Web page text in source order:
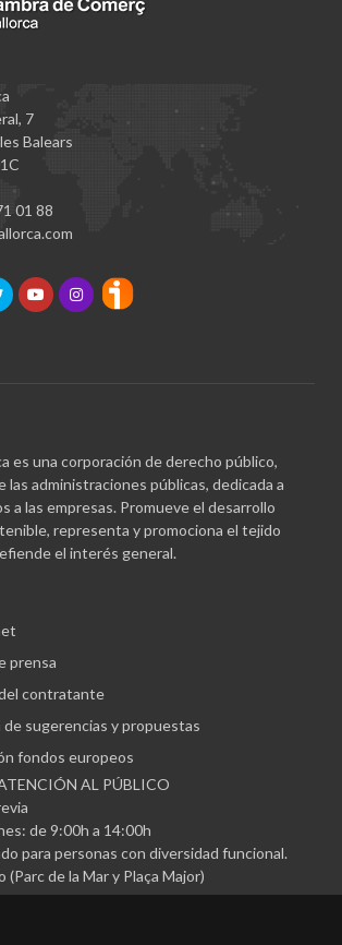
7
Balears
01 88
es una corporación de derecho público,
las administraciones públicas, dedicada a
a las empresas. Promueve el desarrollo
representa y promociona el tejido
el interés general.
prensa
contratante
de sugerencias y propuestas
fondos europeos
AL PÚBLICO
de 9:00h a 14:00h
para personas con diversidad funcional.
(Parc de la Mar y Plaça Major)